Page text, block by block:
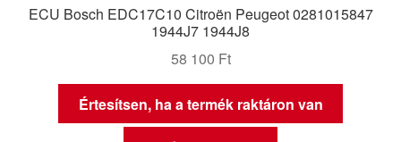
ECU Bosch EDC17C10 Citroën Peugeot 0281015847
1944J7 1944J8
58 100 Ft
Értesítsen, ha a termék raktáron van